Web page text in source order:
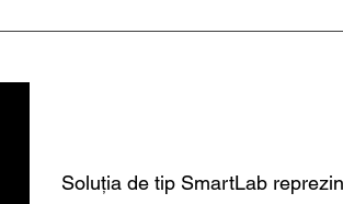
Soluția de tip SmartLab